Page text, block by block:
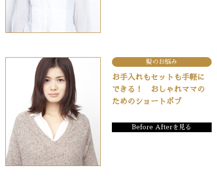
髪のお悩み
お手入れもセットも手軽に
できる！ おしゃれママの
ためのショートボブ
Before Afterを見る